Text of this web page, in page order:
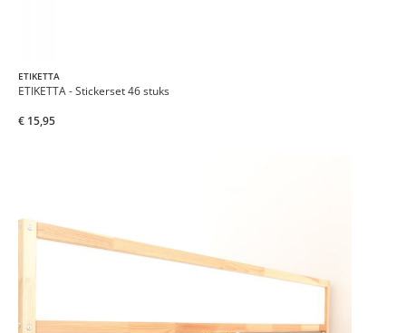
ETIKETTA
ETIKETTA - Stickerset 46 stuks
€ 15,95